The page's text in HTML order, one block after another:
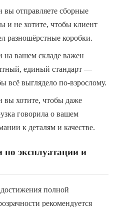
вы отправляете сборные
и не хотите, чтобы клиент
разношёрстные коробки.
на вашем складе важен
единый стандарт —
всё выглядело по-взрослому.
вы хотите, чтобы даже
говорила о вашем
к деталям и качестве.
по эксплуатации и
полной
рекомендуется